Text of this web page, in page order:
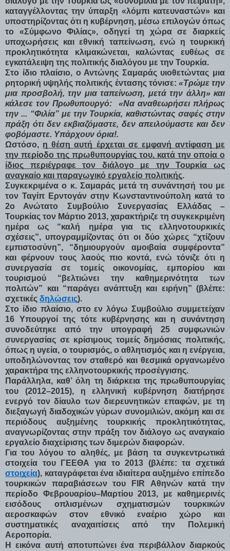
καταγγέλλοντας την ύπαρξη «λόμπι κατευναστών» και
υποστηρίζοντας ότι η κυβέρνηση, μέσω επιλογών όπως
το «Σύμφωνο Φιλίας», οδηγεί τη χώρα σε διαρκείς
υποχωρήσεις και εθνική ταπείνωση, ενώ η τουρκική
προκλητικότητα κλιμακώνεται, καλώντας ευθέως σε
εγκατάλειψη της πολιτικής διαλόγου με την Τουρκία.
Στο ίδιο πλαίσιο, ο Αντώνης Σαμαράς υιοθετώντας μια
ρητορική υψηλής πολιτικής έντασης τόνισε: «Τρώμε την
μια προσβολή, την μια ταπείνωση, μετά την άλλη» και
κάλεσε τον Πρωθυπουργό: «Να αναθεωρήσει πλήρως
την ... “Φιλία” με την Τουρκία, καθιστώντας σαφές στην
πράξη ότι δεν εκβιαζόμαστε, δεν απειλούμαστε και δεν
φοβόμαστε. Υπάρχουν όρια!.
Ωστόσο, η θέση αυτή έρχεται σε εμφανή αντίφαση με
την περίοδο της πρωθυπουργίας του, κατά την οποία ο
ίδιος περιέγραφε τον διάλογο με την Τουρκία ως
αναγκαίο και παραγωγικό εργαλείο πολιτικής.
Συγκεκριμένα ο κ. Σαμαράς μετά τη συνάντησή του με
τον Ταγίπ Ερντογάν στην Κωνσταντινούπολη κατά το
2ο Ανώτατο Συμβούλιο Συνεργασίας Ελλάδας –
Τουρκίας τον Μάρτιο 2013, χαρακτήριζε τη συγκεκριμένη
ημέρα ως “καλή ημέρα για τις ελληνοτουρκικές
σχέσεις”, υπογραμμίζοντας ότι οι δύο χώρες “χτίζουν
εμπιστοσύνη”, “δημιουργούν αμοιβαία συμφέροντα”
και φέρνουν τους λαούς πιο κοντά, ενώ τόνιζε ότι η
συνεργασία σε τομείς οικονομίας, εμπορίου και
τουρισμού “βελτιώνει την καθημερινότητα των
πολιτών” και “παράγει ανάπτυξη και ειρήνη” (βλέπε:
σχετικές δηλώσεις).
Στο ίδιο πλαίσιο, στο εν λόγω Συμβούλιο συμμετείχαν
16 Υπουργοί της τότε κυβέρνησης και η συνάντηση
συνοδεύτηκε από την υπογραφή 25 συμφωνιών
συνεργασίας σε κρίσιμους τομείς δημόσιας πολιτικής,
όπως η υγεία, ο τουρισμός, ο αθλητισμός και η ενέργεια,
υποδηλώνοντας τον σταθερό και θεσμικά οργανωμένο
χαρακτήρα της ελληνοτουρκικής προσέγγισης.
Παράλληλα, καθ’ όλη τη διάρκεια της πρωθυπουργίας
του (2012–2015), η ελληνική κυβέρνηση διατήρησε
ενεργό τον δίαυλο των διερευνητικών επαφών, με τη
διεξαγωγή διαδοχικών γύρων συνομιλιών, ακόμη και σε
περιόδους αυξημένης τουρκικής προκλητικότητας,
αναγνωρίζοντας στην πράξη τον διάλογο ως αναγκαίο
εργαλείο διαχείρισης των διμερών διαφορών.
Για του λόγου το αληθές, με βάση τα συγκεντρωτικά
στοιχεία του ΓΕΕΘΑ για το 2013 (βλέπε: τα σχετικά
στοιχεία), καταγράφεται ένα ιδιαίτερα αυξημένο επίπεδο
τουρκικών παραβιάσεων του FIR Αθηνών κατά την
περίοδο Φεβρουαρίου–Μαρτίου 2013, με καθημερινές
εισόδους οπλισμένων σχηματισμών τουρκικών
αεροσκαφών στον εθνικό εναέριο χώρο και
συστηματικές αναχαιτίσεις από την Πολεμική
Αεροπορία.
Η εικόνα αυτή αποτυπώνει ένα περιβάλλον διαρκούς